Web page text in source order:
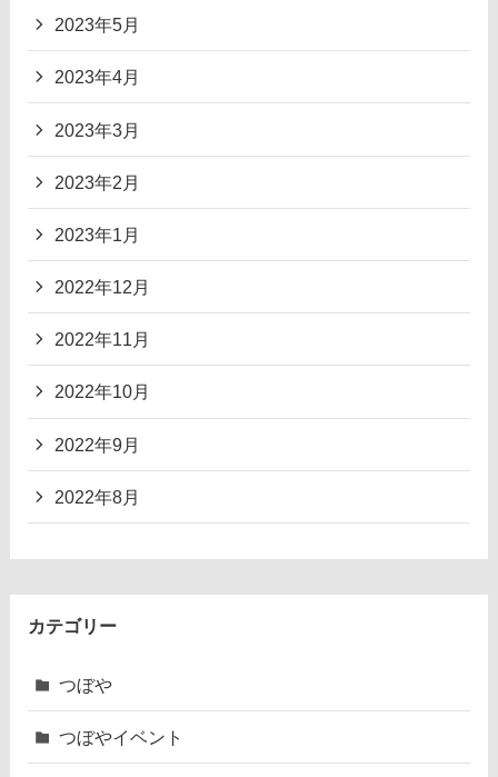
2023年5月
2023年4月
2023年3月
2023年2月
2023年1月
2022年12月
2022年11月
2022年10月
2022年9月
2022年8月
カテゴリー
つぼや
つぼやイベント